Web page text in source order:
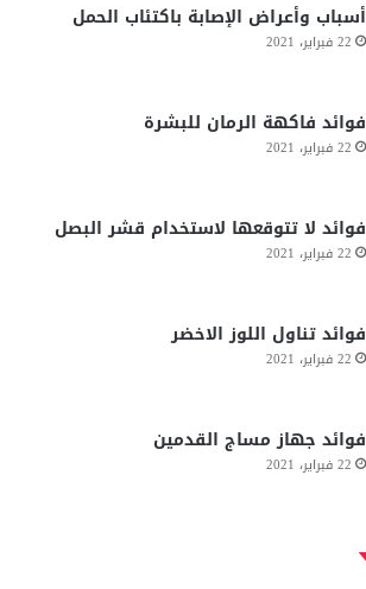
أسباب وأعراض الإصابة باكتئاب الحمل
22 فبراير، 2021
فوائد فاكهة الرمان للبشرة
22 فبراير، 2021
فوائد لا تتوقعها لاستخدام قشر البصل
22 فبراير، 2021
فوائد تناول اللوز الاخضر
22 فبراير، 2021
فوائد جهاز مساج القدمين
22 فبراير، 2021